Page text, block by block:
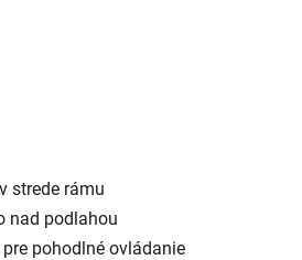
strede rámu
nad podlahou
pohodlné ovládanie